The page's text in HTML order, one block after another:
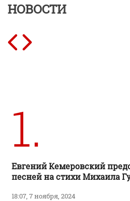
НОВОСТИ
1.
Евгений Кемеровский
песней на стихи Михаила
18:07, 7 ноября, 2024